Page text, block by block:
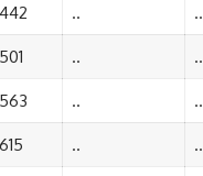
.. ..
.. ..
.. ..
.. ..